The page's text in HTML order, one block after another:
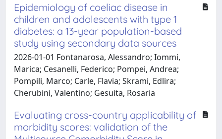
Epidemiology of coeliac disease in
children and adolescents with type 1
diabetes: a 13-year population-based
study using secondary data sources
2026-01-01 Fontanarosa, Alessandro; Iommi,
Marica; Cesanelli, Federico; Pompei, Andrea;
Pompili, Marco; Carle, Flavia; Skrami, Edlira;
Cherubini, Valentino; Gesuita, Rosaria
Evaluating cross-country applicability of
morbidity scores: validation of the